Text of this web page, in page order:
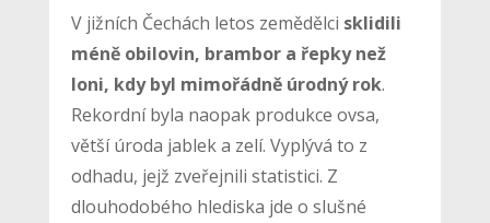
V jižních Čechách letos zemědělci sklidili
méně obilovin, brambor a řepky než
loni, kdy byl mimořádně úrodný rok.
Rekordní byla naopak produkce ovsa,
větší úroda jablek a zelí. Vyplývá to z
odhadu, jejž zveřejnili statistici. Z
dlouhodobého hlediska jde o slušné